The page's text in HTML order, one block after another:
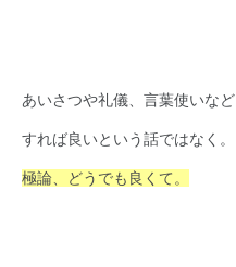
あいさつや礼儀、言葉使いなど
すれば良いという話ではなく。
極論、どうでも良くて。